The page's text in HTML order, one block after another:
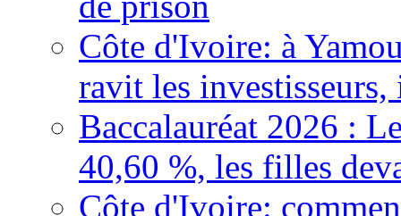
Côte d'Ivoire: à
ravit les
Baccalauréat 2026 :
40,60 %, les filles
Côte d'Ivoire: